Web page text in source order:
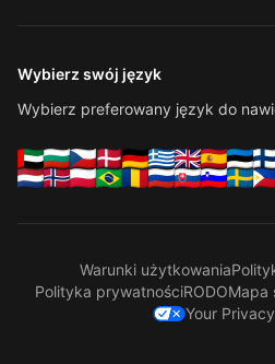
Wybierz swój język
Wybierz preferowany język do
Warunki użytkowania
Polityka prywatnościRODOMapa
Your